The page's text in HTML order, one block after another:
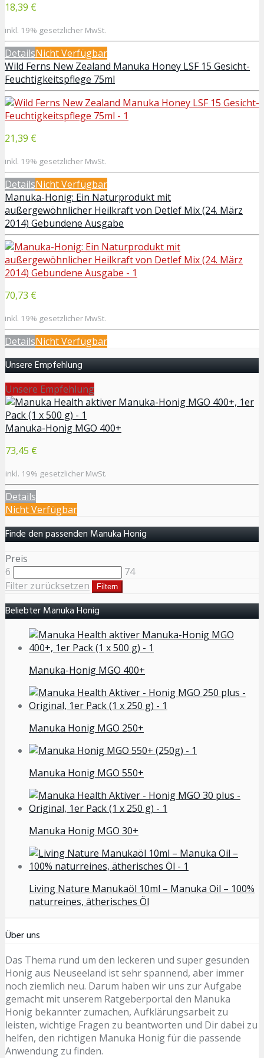
18,39 €
inkl. 19% gesetzlicher MwSt.
DetailsNicht Verfügbar
Wild Ferns New Zealand Manuka Honey LSF 15 Gesicht-
Feuchtigkeitspflege 75ml
21,39 €
inkl. 19% gesetzlicher MwSt.
DetailsNicht Verfügbar
Manuka-Honig: Ein Naturprodukt mit
außergewöhnlicher Heilkraft von Detlef Mix (24. März
2014) Gebundene Ausgabe
70,73 €
inkl. 19% gesetzlicher MwSt.
DetailsNicht Verfügbar
Unsere Empfehlung
Unsere Empfehlung
Manuka-Honig MGO 400+
73,45 €
inkl. 19% gesetzlicher MwSt.
Details
Nicht Verfügbar
Finde den passenden Manuka Honig
Preis
6
74
Filter zurücksetzen
Filtern
Beliebter Manuka Honig
Manuka-Honig MGO 400+
Manuka Honig MGO 250+
Manuka Honig MGO 550+
Manuka Honig MGO 30+
Living Nature Manukaöl 10ml – Manuka Oil – 100%
naturreines, ätherisches Öl
Über uns
Das Thema rund um den leckeren und super gesunden
Honig aus Neuseeland ist sehr spannend, aber immer
noch ziemlich neu. Darum haben wir uns zur Aufgabe
gemacht mit unserem Ratgeberportal den Manuka
Honig bekannter zumachen, Aufklärungsarbeit zu
leisten, wichtige Fragen zu beantworten und Dir dabei zu
helfen, den richtigen Manuka Honig für die passende
Anwendung zu finden.